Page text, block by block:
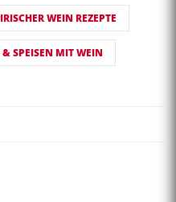
WEIN REZEPTE
& SPEISEN MIT WEIN